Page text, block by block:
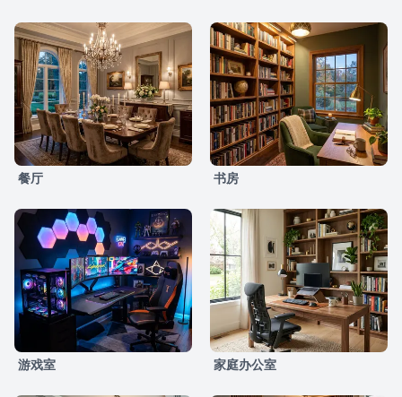
餐厅 书房
游戏室 家庭办公室